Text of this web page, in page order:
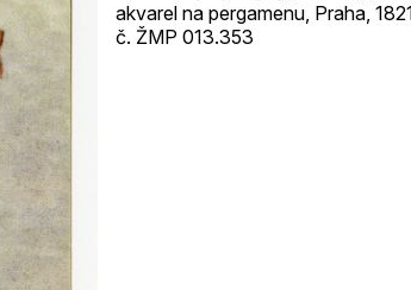
akvarel na pergamenu, Praha,
č. ŽMP 013.353